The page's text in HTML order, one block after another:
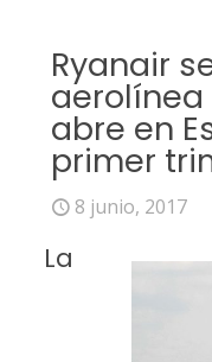
Ryanair
abre en
primer
8 junio, 2017
La